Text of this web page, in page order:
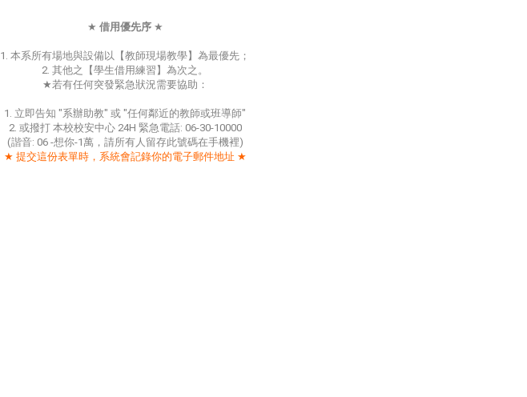
★ 借用優先序 ★
1. 本系所有場地與設備以【教師現場教學】為最優先；
2. 其他之【學生借用練習】為次之。
★若有任何突發緊急狀況需要協助：
1. 立即告知 "系辦助教" 或 "任何鄰近的教師或班導師"
2. 或撥打 本校校安中心24H 緊急電話: 06-30-10000
(諧音: 06 -想你-1萬，請所有人留存此號碼在手機裡)
★ 提交這份表單時，系統會記錄你的電子郵件地址 ★